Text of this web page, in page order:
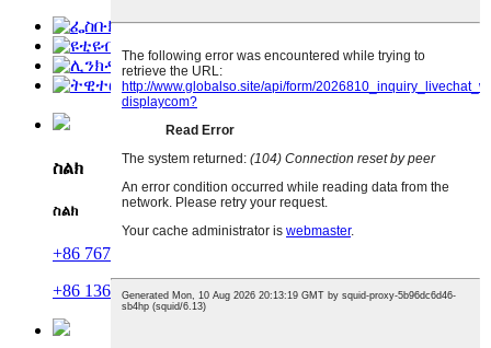
ስልክ
ስልክ
+86 767 86198640
+86 13630098457